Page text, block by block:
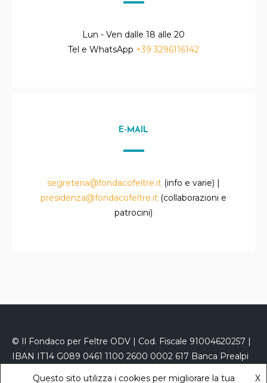
Lun - Ven dalle 18 alle 20
Tel e WhatsApp +39 3296116142
E-MAIL
segreteria@fondacofeltre.it (info e varie) |
presidenza@fondacofeltre.it (collaborazioni e
patrocini)
© Il Fondaco per Feltre ODV | Cod. Fiscale 91004620257 |
IBAN IT14 G089 0461 1100 2600 0002 617 Banca Prealpi
Questo sito utilizza i cookies per migliorare la tua X